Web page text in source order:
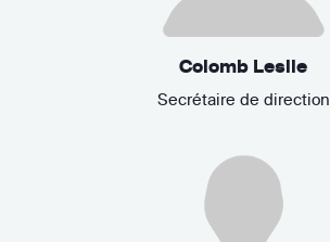
Colomb Leslie
Secrétaire de direction